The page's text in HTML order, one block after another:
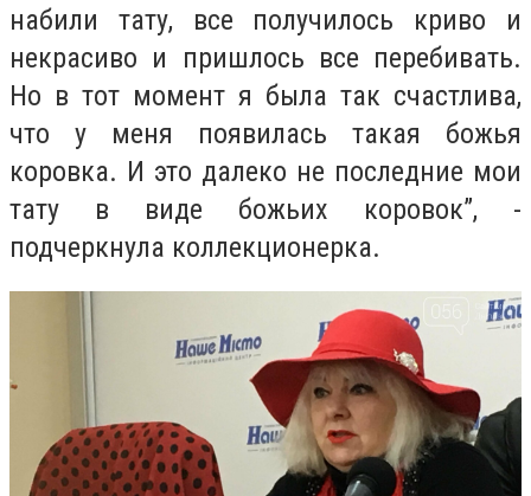
набили тату, все получилось криво и
некрасиво и пришлось все перебивать.
Но в тот момент я была так счастлива,
что у меня появилась такая божья
коровка. И это далеко не последние мои
тату в виде божьих коровок”, -
подчеркнула коллекционерка.